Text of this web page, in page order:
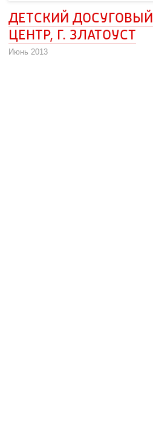
ДЕТСКИЙ ДОСУГОВЫЙ
ЦЕНТР, Г. ЗЛАТОУСТ
Июнь 2013